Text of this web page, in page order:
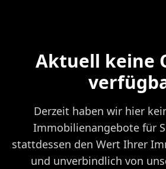
Aktuell keine
Derzeit haben wir hier
Immobilienangebote für
stattdessen den Wert Ihrer
und unverbindlich von